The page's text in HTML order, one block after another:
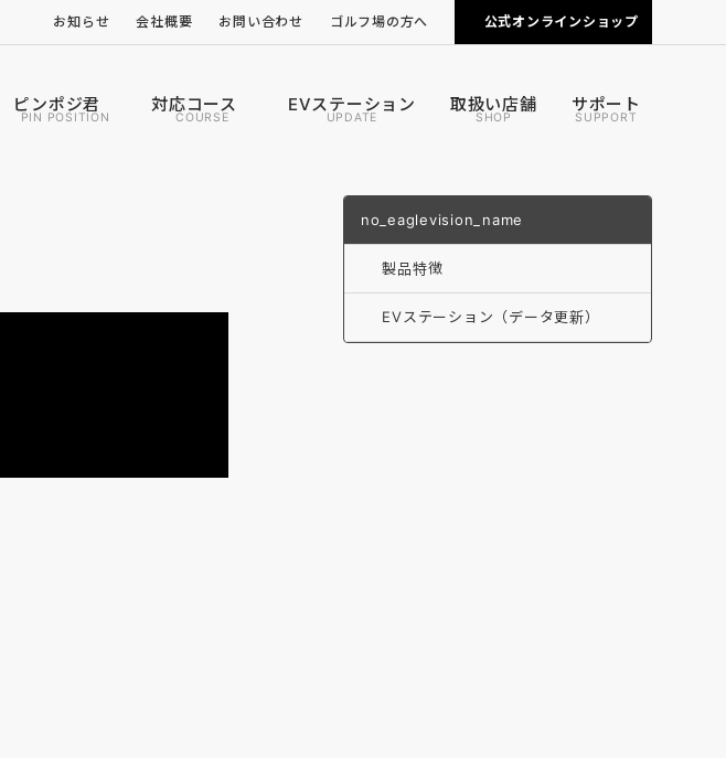
お知らせ 会社概要 お問い合わせ ゴルフ場の方へ
カートナビの導入について
公式オンラインショップ
ピンポジ君
PIN POSITION
対応コース
COURSE
EVステーション
UPDATE
取扱い店舗
SHOP
サポート
SUPPORT
no_eaglevision_name
製品特徴
EVステーション（データ更新）